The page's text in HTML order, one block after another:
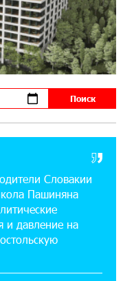
круглосуточный
в Гнишике с
стартапами на
Юнибанка теперь
также с помощью
IDBank
на школьников
Словакии
Пашиняна
и давление на